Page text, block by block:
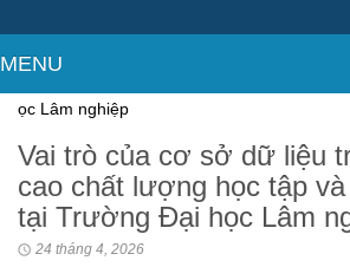
MENU
nghiệp
Vai trò của cơ sở dữ liệu
cao chất lượng học tập
tại Trường Đại học Lâm
24 tháng 4, 2026